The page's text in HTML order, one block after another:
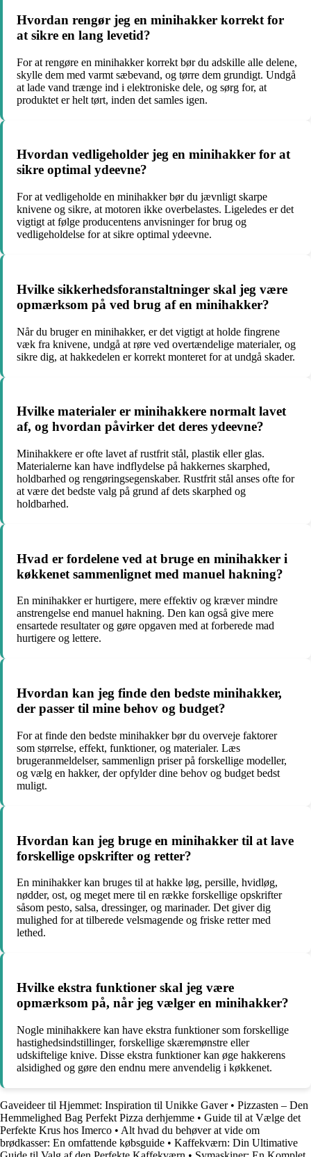
Hvordan rengør jeg en minihakker korrekt for
at sikre en lang levetid?
For at rengøre en minihakker korrekt bør du adskille alle delene,
skylle dem med varmt sæbevand, og tørre dem grundigt. Undgå
at lade vand trænge ind i elektroniske dele, og sørg for, at
produktet er helt tørt, inden det samles igen.
Hvordan vedligeholder jeg en minihakker for at
sikre optimal ydeevne?
For at vedligeholde en minihakker bør du jævnligt skarpe
knivene og sikre, at motoren ikke overbelastes. Ligeledes er det
vigtigt at følge producentens anvisninger for brug og
vedligeholdelse for at sikre optimal ydeevne.
Hvilke sikkerhedsforanstaltninger skal jeg være
opmærksom på ved brug af en minihakker?
Når du bruger en minihakker, er det vigtigt at holde fingrene
væk fra knivene, undgå at røre ved overtændelige materialer, og
sikre dig, at hakkedelen er korrekt monteret for at undgå skader.
Hvilke materialer er minihakkere normalt lavet
af, og hvordan påvirker det deres ydeevne?
Minihakkere er ofte lavet af rustfrit stål, plastik eller glas.
Materialerne kan have indflydelse på hakkernes skarphed,
holdbarhed og rengøringsegenskaber. Rustfrit stål anses ofte for
at være det bedste valg på grund af dets skarphed og
holdbarhed.
Hvad er fordelene ved at bruge en minihakker i
køkkenet sammenlignet med manuel hakning?
En minihakker er hurtigere, mere effektiv og kræver mindre
anstrengelse end manuel hakning. Den kan også give mere
ensartede resultater og gøre opgaven med at forberede mad
hurtigere og lettere.
Hvordan kan jeg finde den bedste minihakker,
der passer til mine behov og budget?
For at finde den bedste minihakker bør du overveje faktorer
som størrelse, effekt, funktioner, og materialer. Læs
brugeranmeldelser, sammenlign priser på forskellige modeller,
og vælg en hakker, der opfylder dine behov og budget bedst
muligt.
Hvordan kan jeg bruge en minihakker til at lave
forskellige opskrifter og retter?
En minihakker kan bruges til at hakke løg, persille, hvidløg,
nødder, ost, og meget mere til en række forskellige opskrifter
såsom pesto, salsa, dressinger, og marinader. Det giver dig
mulighed for at tilberede velsmagende og friske retter med
lethed.
Hvilke ekstra funktioner skal jeg være
opmærksom på, når jeg vælger en minihakker?
Nogle minihakkere kan have ekstra funktioner som forskellige
hastighedsindstillinger, forskellige skæremønstre eller
udskiftelige knive. Disse ekstra funktioner kan øge hakkerens
alsidighed og gøre den endnu mere anvendelig i køkkenet.
Gaveideer til Hjemmet: Inspiration til Unikke Gaver• Pizzasten – Den
Hemmelighed Bag Perfekt Pizza derhjemme • Guide til at Vælge det
Perfekte Krus hos Imerco • Alt hvad du behøver at vide om
brødkasser: En omfattende købsguide • Kaffekværn: Din Ultimative